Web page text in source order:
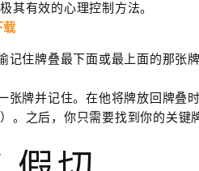
其有效的心理控制方法。
载
记住牌叠最下面或最上面的那张牌
张牌并记住。在他将牌放回牌叠
。之后，你只需要找到你的关键